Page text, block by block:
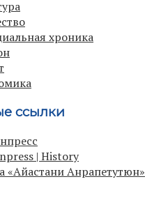
хроника
ссылки
| History
«Айастани Анрапетутюн»